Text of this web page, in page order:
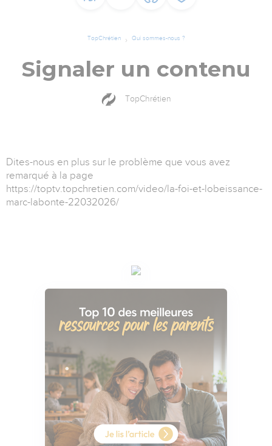
TopChrétien Qui sommes-nous ?
Signaler un contenu
TopChrétien
Dites-nous en plus sur le problème que vous avez
remarqué à la page
https://toptv.topchretien.com/video/la-foi-et-lobeissance-
marc-labonte-22032026/